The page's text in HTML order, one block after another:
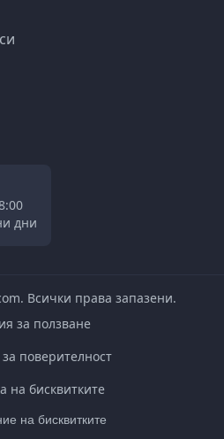
дни
Всички права запазени.
за ползване
поверителност
на бисквитките
на бисквитките